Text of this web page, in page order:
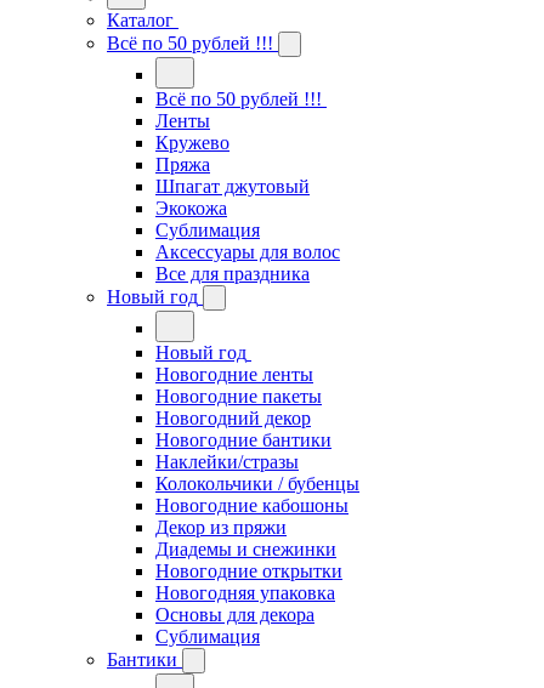
Каталог
Всё по 50 рублей !!!
Всё по 50 рублей !!!
Ленты
Кружево
Пряжа
Шпагат джутовый
Экокожа
Сублимация
Аксессуары для волос
Все для праздника
Новый год
Новый год
Новогодние ленты
Новогодние пакеты
Новогодний декор
Новогодние бантики
Наклейки/стразы
Колокольчики / бубенцы
Новогодние кабошоны
Декор из пряжи
Диадемы и снежинки
Новогодние открытки
Новогодняя упаковка
Основы для декора
Сублимация
Бантики